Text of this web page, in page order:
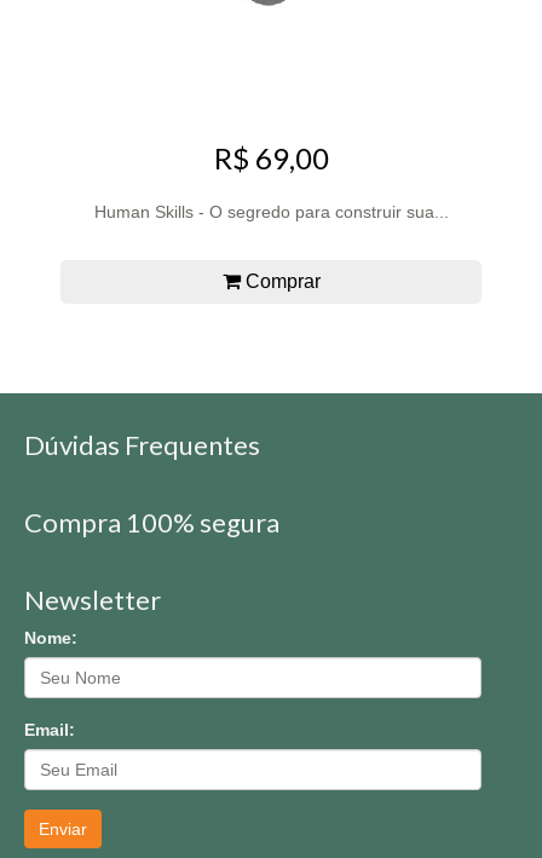
R$ 69,00
Human Skills - O segredo para construir sua...
Comprar
Dúvidas Frequentes
Compra 100% segura
Newsletter
Nome:
Email:
Enviar